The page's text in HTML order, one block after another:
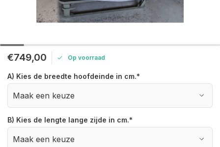
€749,00 Op voorraad
A) Kies de breedte hoofdeinde in cm.*
B) Kies de lengte lange zijde in cm.*